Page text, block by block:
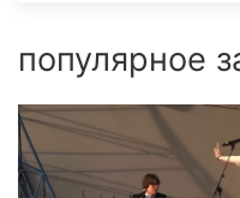
популярное